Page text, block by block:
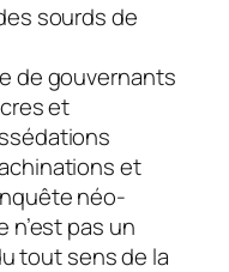
sourds de
de gouvernants
et
et
néo-
n’est pas un
tout sens de la